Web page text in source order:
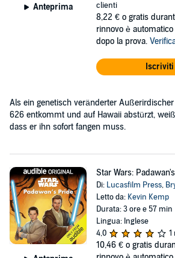
Anteprima
clienti
8,22 € o gratis
rinnovo è
dopo la prova.
Als ein genetisch veränderter
626 entkommt und auf Hawaii abstürzt,
dass er ihn sofort fangen muss.
Star Wars:
Di: Lucasfilm Press,
Letto da: Kevin Kemp
Durata: 3 ore e 57 min
Lingua: Inglese
4,0
1
10,46 € o gratis